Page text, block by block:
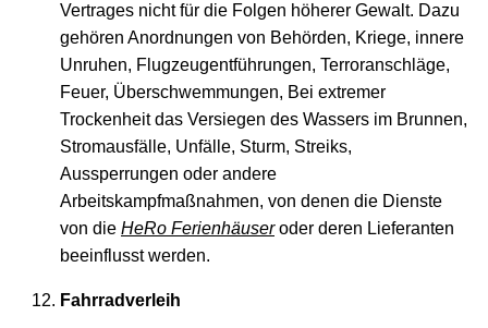
Vertrages nicht für die Folgen höherer Gewalt. Dazu
gehören Anordnungen von Behörden, Kriege, innere
Unruhen, Flugzeugentführungen, Terroranschläge,
Feuer, Überschwemmungen, Bei extremer
Trockenheit das Versiegen des Wassers im Brunnen,
Stromausfälle, Unfälle, Sturm, Streiks,
Aussperrungen oder andere
Arbeitskampfmaßnahmen, von denen die Dienste
von die HeRo Ferienhäuseroder deren Lieferanten
beeinflusst werden.
Fahrradverleih